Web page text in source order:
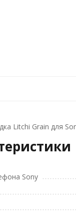
Litchi Grain для
Sony